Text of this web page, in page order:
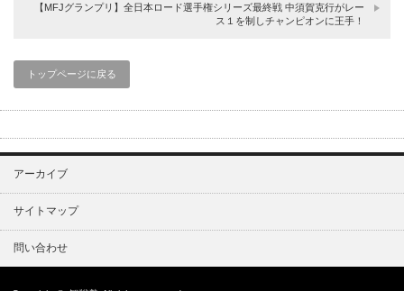
【MFJグランプリ】全日本ロード選手権シリーズ最終戦 中須賀克行がレー
ス１を制しチャンピオンに王手！
トップページに戻る
アーカイブ
サイトマップ
問い合わせ